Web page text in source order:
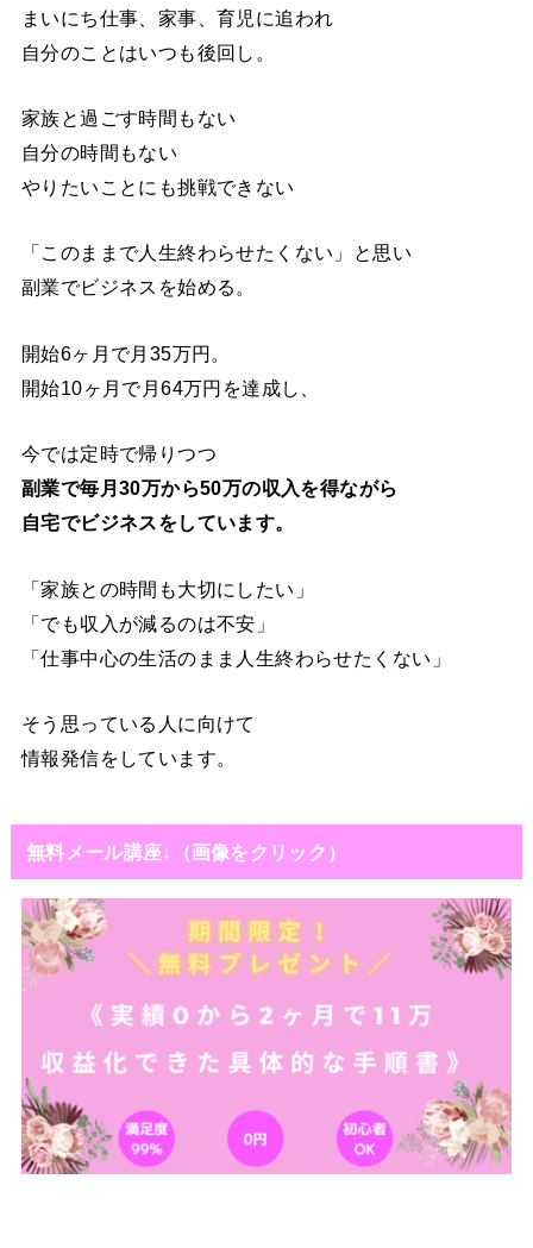
まいにち仕事、家事、育児に追われ
自分のことはいつも後回し。
家族と過ごす時間もない
自分の時間もない
やりたいことにも挑戦できない
「このままで人生終わらせたくない」と思い
副業でビジネスを始める。
開始6ヶ月で月35万円。
開始10ヶ月で月64万円を達成し、
今では定時で帰りつつ
副業で毎月30万から50万の収入を得ながら
自宅でビジネスをしています。
「家族との時間も大切にしたい」
「でも収入が減るのは不安」
「仕事中心の生活のまま人生終わらせたくない」
そう思っている人に向けて
情報発信をしています。
無料メール講座↓（画像をクリック）